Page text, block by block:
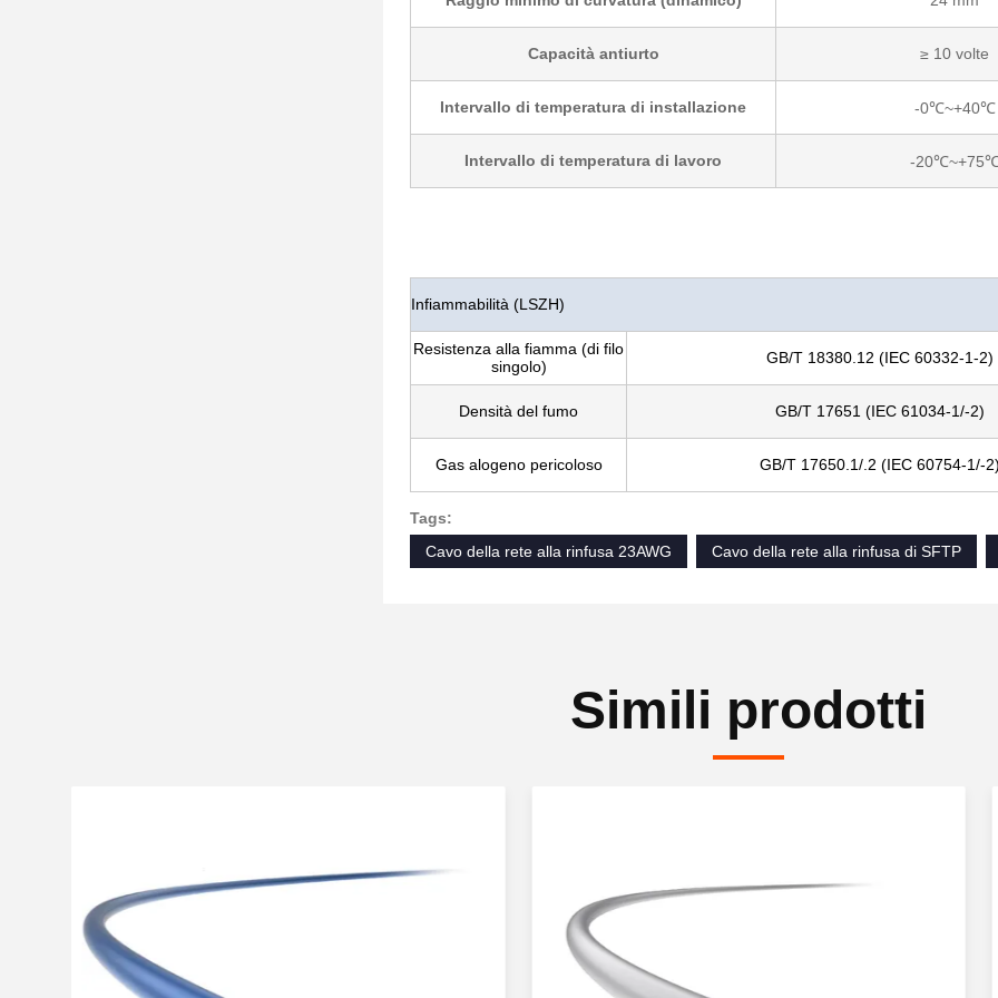
Capacità antiurto ≥ 10 volte
Intervallo di temperatura di installazione -0℃~+40℃
Intervallo di temperatura di lavoro -
Infiammabilità (LSZH)
Resistenza alla fiamma (di filo
singolo)
GB/T 18380.12 (IEC 60332-1-2)
Densità del fumo GB/T 17651 (IEC 61034-1/-2)
Gas alogeno pericoloso GB/T 17650.1/.2 (IEC 60754-1/-
Tags:
Cavo della rete alla rinfusa 23AWG
Cavo della rete alla rinfusa di SFTP
Simili prodotti